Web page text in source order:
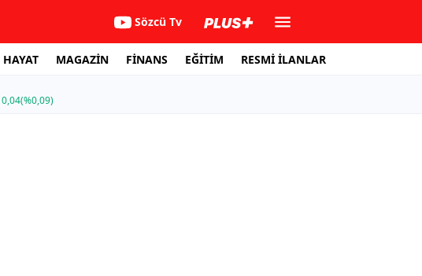
Sözcü Tv
HAYAT MAGAZİN FİNANS EĞİTİM RESMİ İLANLAR
0,04(%0,09)